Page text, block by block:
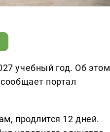
учебный год. Об этом
портал
продлится 12 дней.